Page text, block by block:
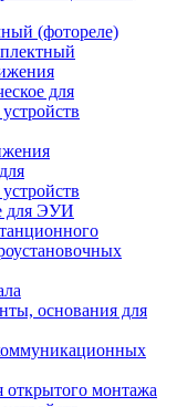
(фотореле)
для
для ЭУИ
основания для
открытого монтажа